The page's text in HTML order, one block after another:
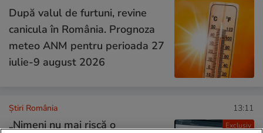
După valul de furtuni, revine
canicula în România. Prognoza
meteo ANM pentru perioada 27
iulie-9 august 2026
Exclusiv
Știri România 13:11
„Nimeni nu mai riscă o